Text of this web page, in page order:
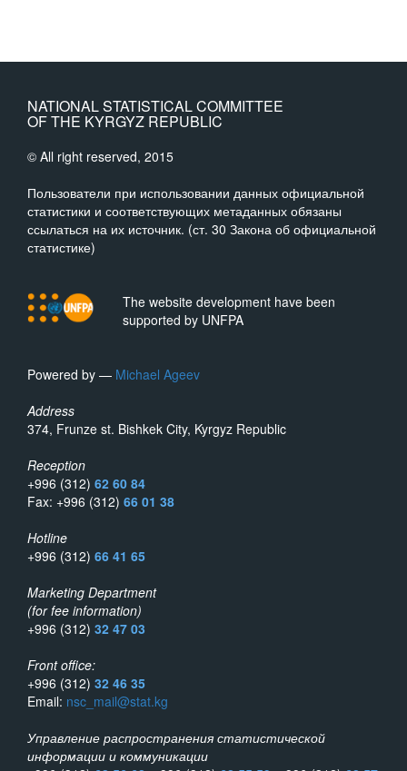
NATIONAL STATISTICAL COMMITTEE
OF THE KYRGYZ REPUBLIC
© All right reserved, 2015
Пользователи при использовании данных официальной
статистики и соответствующих метаданных обязаны
ссылаться на их источник. (ст. 30 Закона об официальной
статистике)
The website development have been
supported by UNFPA
Powered by — Michael Ageev
Address
374, Frunze st. Bishkek City, Kyrgyz Republic
Reception
+996 (312) 62 60 84
Fax: +996 (312) 66 01 38
Hotline
+996 (312) 66 41 65
Marketing Department
(for fee information)
+996 (312) 32 47 03
Front office:
+996 (312) 32 46 35
Email: nsc_mail@stat.kg
Управление распространения статистической
информации и коммуникации